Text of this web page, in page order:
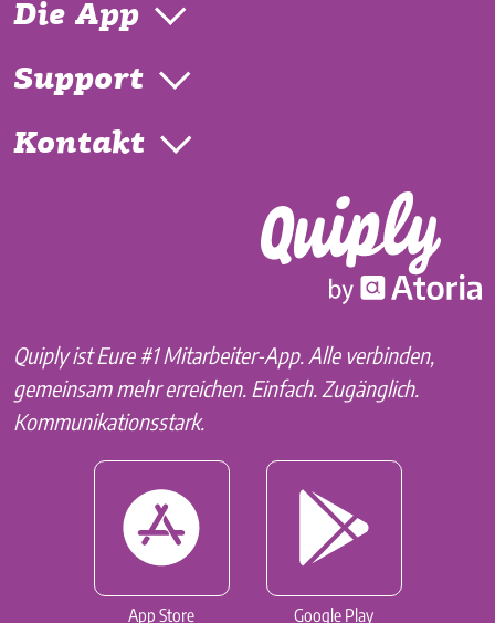
Die App
Support
Kontakt
Quiply ist Eure #1 Mitarbeiter-App. Alle verbinden,
gemeinsam mehr erreichen. Einfach. Zugänglich.
Kommunikationsstark.
App Store Google Play